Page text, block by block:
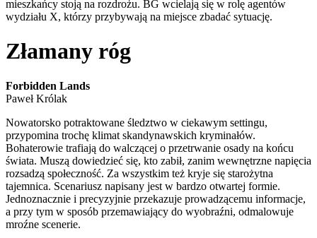
mieszkańcy stoją na rozdrożu. BG wcielają się w rolę agentów
wydziału X, którzy przybywają na miejsce zbadać sytuację.
Złamany róg
Forbidden Lands
Paweł Królak
Nowatorsko potraktowane śledztwo w ciekawym settingu,
przypomina trochę klimat skandynawskich kryminałów.
Bohaterowie trafiają do walczącej o przetrwanie osady na końcu
świata. Muszą dowiedzieć się, kto zabił, zanim wewnętrzne napięcia
rozsadzą społeczność. Za wszystkim też kryje się starożytna
tajemnica. Scenariusz napisany jest w bardzo otwartej formie.
Jednoznacznie i precyzyjnie przekazuje prowadzącemu informacje,
a przy tym w sposób przemawiający do wyobraźni, odmalowuje
mroźne scenerie.